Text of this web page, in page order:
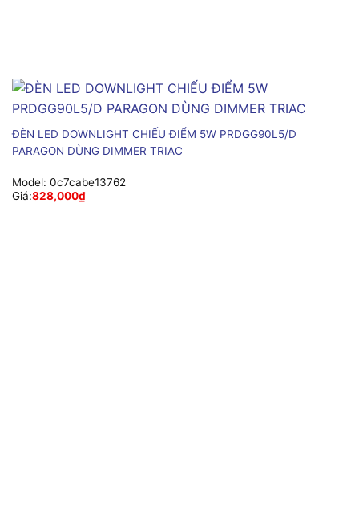
ĐÈN LED DOWNLIGHT CHIẾU ĐIỂM 5W PRDGG90L5/D
PARAGON DÙNG DIMMER TRIAC
Model: 0c7cabe13762
Giá:828,000₫